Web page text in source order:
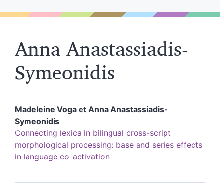
AnnaAnastassiadis-
Symeonidis
Madeleine Voga et Anna Anastassiadis-
Symeonidis
Connecting lexica in bilingual cross-script
morphological processing: base and series effects
in language co-activation